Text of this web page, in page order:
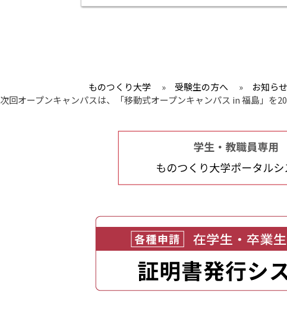
ものつくり大学 » 受験生の方へ » お知ら
次回オープンキャンパスは、「移動式オープンキャンパス in 福島」を